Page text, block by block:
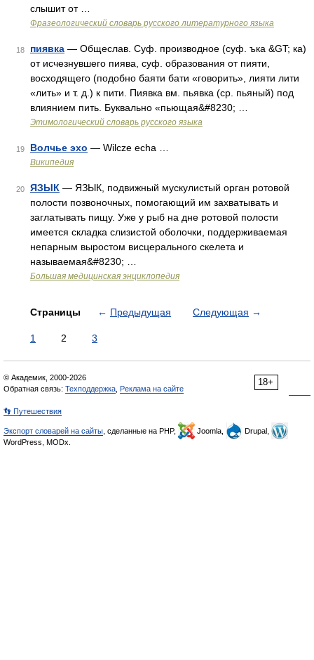
слышит от …
Фразеологический словарь русского литературного языка
18 пиявка — Общеслав. Суф. производное (суф. ъка &GT; ка)
от исчезнувшего пиява, суф. образования от пияти,
восходящего (подобно баяти бати «говорить», лияти лити
«лить» и т. д.) к пити. Пиявка вм. пьявка (ср. пьяный) под
влиянием пить. Буквально «пьющая&#8230; …
Этимологический словарь русского языка
19 Волчье эхо — Wilcze echa …
Википедия
20 ЯЗЫК — ЯЗЫК, подвижный мускулистый орган ротовой
полости позвоночных, помогающий им захватывать и
заглатывать пищу. Уже у рыб на дне ротовой полости
имеется складка слизистой оболочки, поддерживаемая
непарным выростом висцерального скелета и
называемая&#8230; …
Большая медицинская энциклопедия
Страницы ← Предыдущая Следующая →
1 2 3
18+
© Академик, 2000-2026
Обратная связь: Техподдержка Реклама на сайте
👣 Путешествия
Экспорт словарей на сайты , сделанные на PHP, Joomla,
Drupal,
WordPress, MODx.